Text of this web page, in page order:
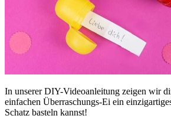
In unserer DIY-Videoanleitung zeigen wir
einfachen Überraschungs-Ei ein
Schatz basteln kannst!